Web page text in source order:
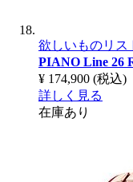
欲しいものリス
PIANO Line 26
¥ 174,900 (税込)
詳しく見る
在庫あり